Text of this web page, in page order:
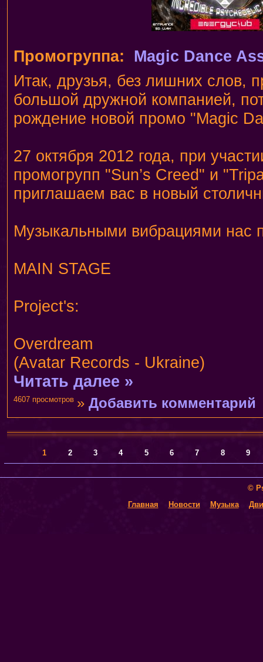
Промогруппа:
Magic Dance
Итак, друзья, без лишних слов,
большой дружной компанией,
рождение новой промо "Magic
27 октября 2012 года, при
промогрупп "Sun’s Creed" и
приглашаем вас в новый
Музыкальными вибрациями нас
MAIN STAGE
Project's:
Overdream
(Avatar Records - Ukraine)
Читать далее »
»Добавить комментарий
4607 просмотров
1 2 3 4 5 6 7 8 9
©
Главная
Новости Музыка